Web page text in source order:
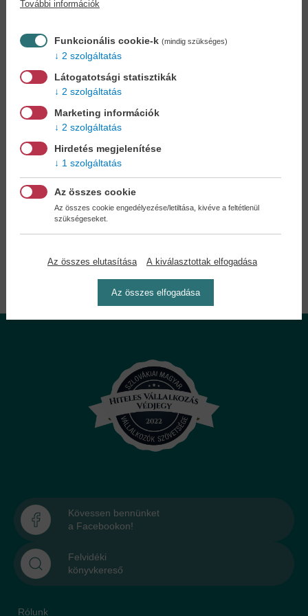
könyve beszerzését!Könyvkereső-szolgálat
Otthonában, kényelmesen
könyvet - tumultus nélkül!
Kedvezmények, nyereményjátékok,
Ön is!
A legelőnyösebb postaköltséggel
Önnek semmiféle kötelezettsége a Családi
Kövessen bennünket
a Facebookon!
Felvidéki
könyvkereső
Rólunk
További információk
Funkcionális cookie-k (mindig szükséges)
2 szolgáltatás
Látogatotsági statisztikák
2 szolgáltatás
Marketing információk
2 szolgáltatás
Hirdetés megjelenítése
1 szolgáltatás
Az összes cookie
Az összes cookie engedélyezése/letiltása, kivéve a feltétlenül
szükségeseket.
Az összes elutasítása A kiválasztottak elfogadása
Az összes elfogadása